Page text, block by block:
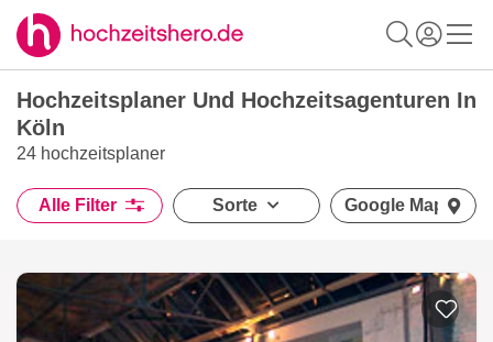
Hochzeitsplaner Und Hochzeitsagenturen In
Köln
24 hochzeitsplaner
Alle Filter Sorte Google Maps